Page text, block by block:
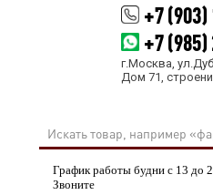
+7 (903)
+7 (985)
г.Москва,
Дом 71,
График работы будни с 13 до
Звоните